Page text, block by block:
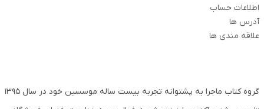
اطلاعات حساب
آدرس ها
علاقه مندی ها
گروه کتاب ماجرا به پشتوانه تجربه بیست ساله موسسین خود در سال ۱۳۹۵